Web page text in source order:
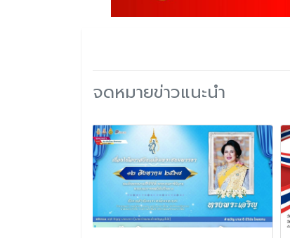
จดหมายข่าวแนะนำ